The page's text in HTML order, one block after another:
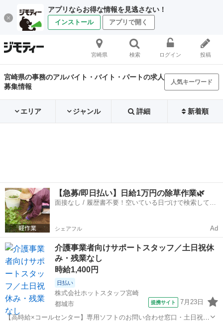
アプリならお得な情報を見逃さない！
インストール アプリで開く
宮崎県 検索 ログイン 投稿
宮崎県の事務のアルバイト・バイト・パートの求人
募集情報
人気キーワード
エリア ジャンル 詳細 新着順
【急募/即日払い】日給1万円の除草作業🌿
面接なし / 履歴書不要！空いている日づけで検索して即
シェアフル Ad
介護事業者向けサポートスタッフ／土日祝休
み・残業なし
時給1,400円
日払い
株式会社ホットスタッフ宮崎
都城市
提携サイト 7月23日
【高時給×コールセンター】専用ソフトのお問い合わせ窓口・土日祝休